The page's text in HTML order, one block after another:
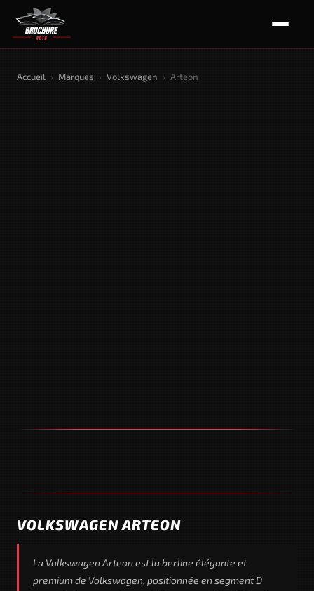
Accueil › Marques › Volkswagen › Arteon
VOLKSWAGEN ARTEON
La Volkswagen Arteon est la berline élégante et
premium de Volkswagen, positionnée en segment D